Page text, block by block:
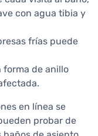
con agua tibia y
frías puede
forma de anillo
en línea se
probar de